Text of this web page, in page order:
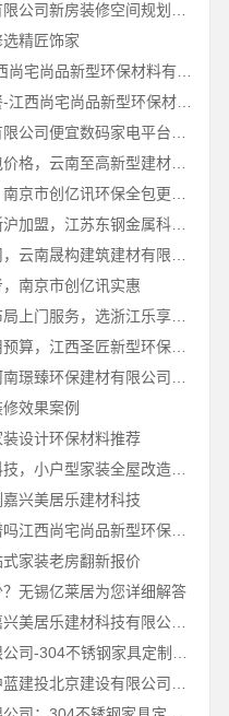
精匠饰家
本地全屋定制简欧套餐-江西尚宅尚品新型环保材料有限公司
云南家庭装修设计全包价格，云南至高新型建材有限公司性价比高
不锈钢浴室柜厂家江浙沪加盟，江苏东钢金属科技有限公司诚邀合作
南京市创亿讯实惠
性价比房子整装空间布局上门服务，选浙江乐享新材料有限公司
国内专业室内装修费用预算，江西圣匠新型环保材料有限公司
效果案例
设计环保材料推荐
福建尚艺空间新材料科技，小户型家装全屋改造优选报价
兴美居乐建材科技
绿色装修现代风格靠谱吗江西尚宅尚品新型环保材料有限公司
家装老房翻新报价
无锡亿莱居为您详细解答
专业家装品质靠谱，嘉兴美居乐建材科技有限公司装修